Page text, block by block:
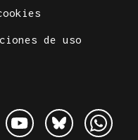
de uso